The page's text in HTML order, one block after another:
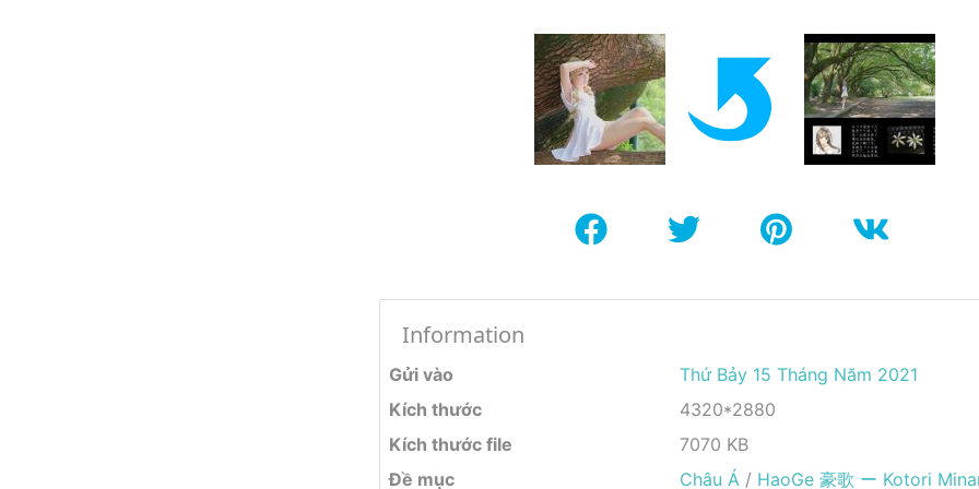
Information
Gửi vào
Thứ Bảy 15 Tháng Năm 2021
Kích thước
4320*2880
Kích thước file
7070 KB
Đề mục
Châu Á / HaoGe 豪歌 ー Kotori